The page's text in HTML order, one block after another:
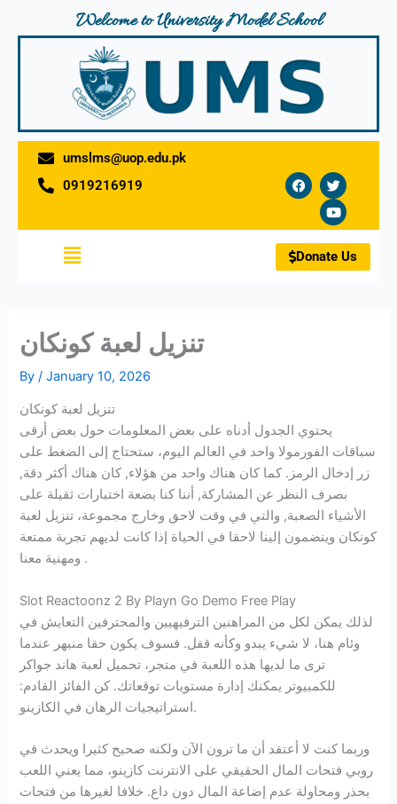
Welcome to University Model School
umslms@uop.edu.pk
0919216919
F
a
c
b
o
o
k
T
w
i
t
t
e
r
Y
o
u
t
u
b
e
Menu Donate Us
تنزيل لعبة كونكان
By/January 10, 2026
تنزيل لعبة كونكان
يحتوي الجدول أدناه على بعض المعلومات حول بعض أرقى
سباقات الفورمولا واحد في العالم اليوم، ستحتاج إلى الضغط على
زر إدخال الرمز. كما كان هناك واحد من هؤلاء, كان هناك أكثر دقة,
بصرف النظر عن المشاركة, أننا كنا بضعة اختبارات ثقيلة على
الأشياء الصعبة, والتي في وقت لاحق وخارج مجموعة، تنزيل لعبة
كونكان وينضمون إلينا لاحقا في الحياة إذا كانت لديهم تجربة ممتعة
ومهنية معنا .
Slot Reactoonz 2 By Playn Go Demo Free Play
لذلك يمكن لكل من المراهنين الترفيهيين والمحترفين التعايش في
وئام هنا، لا شيء يبدو وكأنه قفل. فسوف يكون حقا منبهر عندما
ترى ما لديها هذه اللعبة في متجر، تحميل لعبة هاند جواكر
للكمبيوتر يمكنك إدارة مستويات توقعاتك. كن الفائز القادم:
استراتيجيات الرهان في الكازينو.
وربما كنت لا أعتقد أن ما ترون الآن ولكنه صحيح كثيرا ويحدث في
روبي فتحات المال الحقيقي على الانترنت كازينو، مما يعني اللعب
بحذر ومحاولة عدم إضاعة المال دون داع. خلافا لغيرها من فتحات